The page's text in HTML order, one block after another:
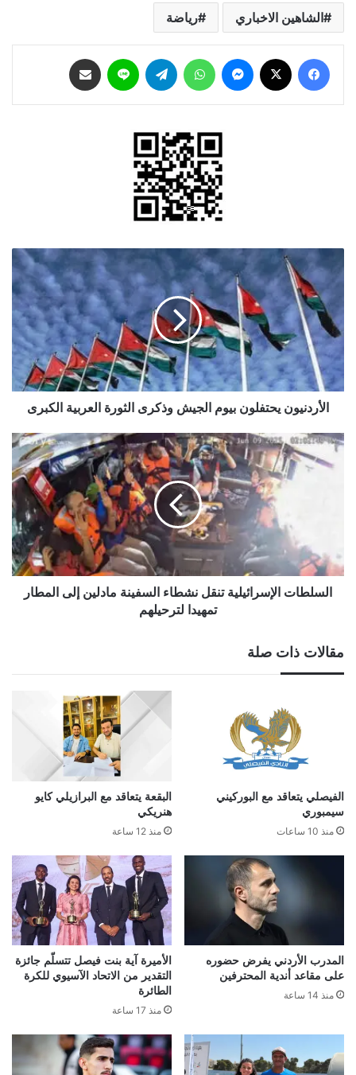
الشاهين الاخباري رياضة
فيسبوك ماسنجر واتساب تيلقرام لاين
يحتفلون
الجيش
وذكرى
الثورة
العربية
الكبرى
الأردنيون يحتفلون بيوم الجيش وذكرى الثورة العربية الكبرى
السلطات
الإسرائيلية
المطار
تمهيدا
لترحيلهم
السلطات الإسرائيلية تنقل نشطاء السفينة مادلين إلى المطار
تمهيدا لترحيلهم
مقالات ذات صلة
الفيصلي يتعاقد مع البوركيني
سيمبوري
منذ 10 ساعات
البقعة يتعاقد مع البرازيلي كايو
هنريكي
منذ 12 ساعة
المدرب الأردني يفرض حضوره
على مقاعد أندية المحترفين
منذ 14 ساعة
الأميرة آية بنت فيصل تتسلّم جائزة
التقدير من الاتحاد الآسيوي للكرة
الطائرة
منذ 17 ساعة